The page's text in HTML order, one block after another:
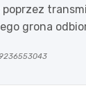
grona